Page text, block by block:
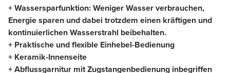
+ Wassersparfunktion: Weniger Wasser verbrauchen,
Energie sparen und dabei trotzdem einen kräftigen und
kontinuierlichen Wasserstrahl beibehalten.
+ Praktische und flexible Einhebel-Bedienung
+ Keramik-Innenseite
+ Abflussgarnitur mit Zugstangenbedienung inbegriffen